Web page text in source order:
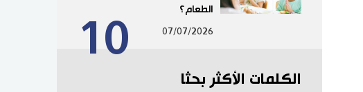
10
الطعام؟
07/07/2026
الكلمات الأكثر بحثا